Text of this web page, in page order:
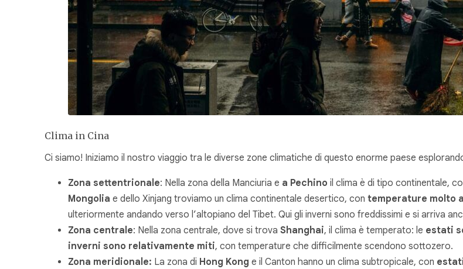
Clima in Cina
Ci siamo! Iniziamo il nostro viaggio tra le diverse zone climatiche di questo enorme paese
Zona settentrionale: Nella zona della Manciuria e a Pechino il clima è di tipo continentale,
Mongolia e dello Xinjang troviamo un clima continentale desertico, con temperature molto
ulteriormente andando verso l’altopiano del Tibet. Qui gli inverni sono freddissimi e si arriva
Zona centrale: Nella zona centrale, dove si trova Shanghai, il clima è temperato: le estati
inverni sono relativamente miti, con temperature che difficilmente scendono sottozero.
Zona meridionale: La zona di Hong Kong e il Canton hanno un clima subtropicale, con